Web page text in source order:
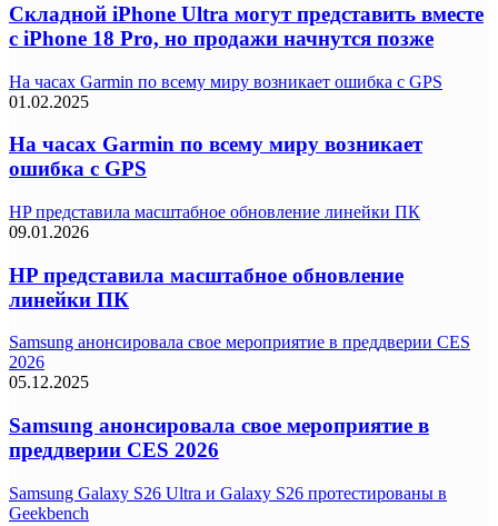
Складной iPhone Ultra могут представить вместе
с iPhone 18 Pro, но продажи начнутся позже
На часах Garmin по всему миру возникает ошибка с GPS
01.02.2025
На часах Garmin по всему миру возникает
ошибка с GPS
HP представила масштабное обновление линейки ПК
09.01.2026
HP представила масштабное обновление
линейки ПК
Samsung анонсировала свое мероприятие в преддверии CES
2026
05.12.2025
Samsung анонсировала свое мероприятие в
преддверии CES 2026
Samsung Galaxy S26 Ultra и Galaxy S26 протестированы в
Geekbench